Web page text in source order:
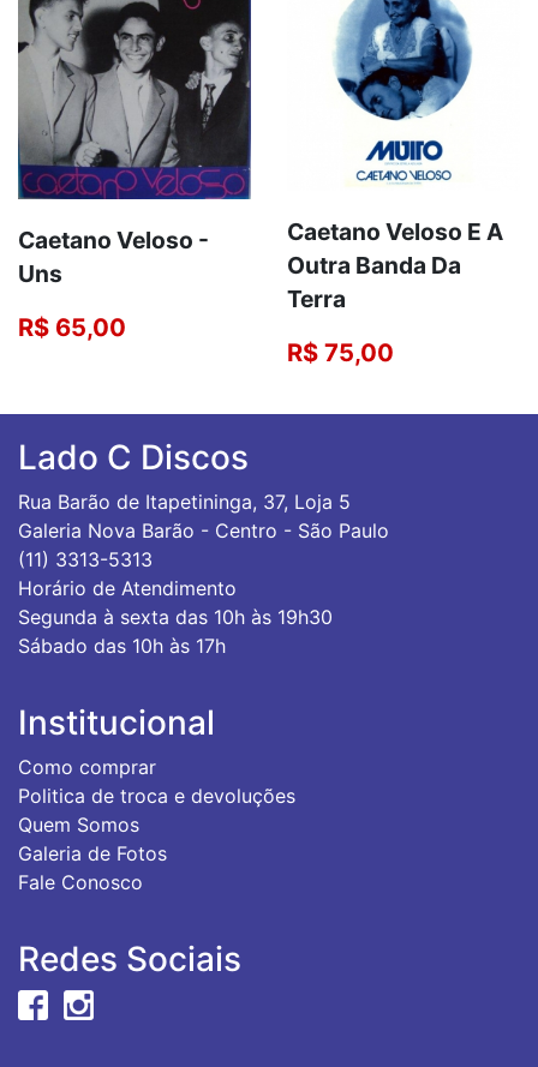
Caetano Veloso -
Uns
R$ 65,00
Caetano Veloso E A
Outra Banda Da
Terra
R$ 75,00
Lado C Discos
Rua Barão de Itapetininga, 37, Loja 5
Galeria Nova Barão - Centro - São Paulo
(11) 3313-5313
Horário de Atendimento
Segunda à sexta das 10h às 19h30
Sábado das 10h às 17h
Institucional
Como comprar
Politica de troca e devoluções
Quem Somos
Galeria de Fotos
Fale Conosco
Redes Sociais